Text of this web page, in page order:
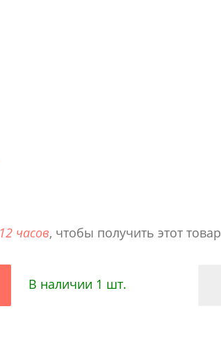
12 часов, чтобы получить этот товар
В наличии 1 шт.